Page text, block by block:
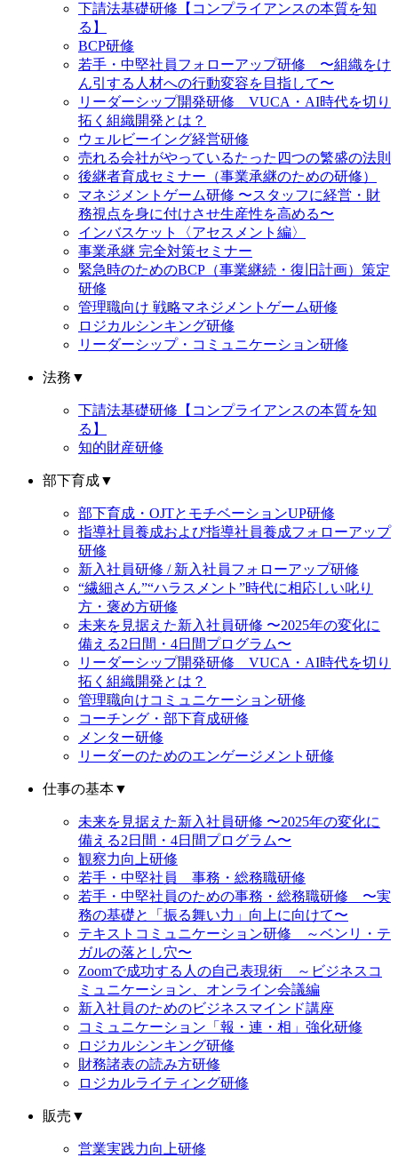
下請法基礎研修【コンプライアンスの本質を知
る】
BCP研修
若手・中堅社員フォローアップ研修 〜組織をけ
ん引する人材への行動変容を目指して〜
リーダーシップ開発研修 VUCA・AI時代を切り
拓く組織開発とは？
ウェルビーイング経営研修
売れる会社がやっているたった四つの繁盛の法則
後継者育成セミナー（事業承継のための研修）
マネジメントゲーム研修 〜スタッフに経営・財
務視点を身に付けさせ生産性を高める〜
インバスケット〈アセスメント編〉
事業承継 完全対策セミナー
緊急時のためのBCP（事業継続・復旧計画）策定
研修
管理職向け 戦略マネジメントゲーム研修
ロジカルシンキング研修
リーダーシップ・コミュニケーション研修
法務 ▼
下請法基礎研修【コンプライアンスの本質を知
る】
知的財産研修
部下育成▼
部下育成・OJTとモチベーションUP研修
指導社員養成および指導社員養成フォローアップ
研修
新入社員研修 / 新入社員フォローアップ研修
“繊細さん”“ハラスメント”時代に相応しい叱り
方・褒め方研修
未来を見据えた新入社員研修 〜2025年の変化に
備える2日間・4日間プログラム〜
リーダーシップ開発研修 VUCA・AI時代を切り
拓く組織開発とは？
管理職向けコミュニケーション研修
コーチング・部下育成研修
メンター研修
リーダーのためのエンゲージメント研修
仕事の基本▼
未来を見据えた新入社員研修 〜2025年の変化に
備える2日間・4日間プログラム〜
観察力向上研修
若手・中堅社員 事務・総務職研修
若手・中堅社員のための事務・総務職研修 〜実
務の基礎と「振る舞い力」向上に向けて〜
テキストコミュニケーション研修 ～ベンリ・テ
ガルの落とし穴〜
Zoomで成功する人の自己表現術 ～ビジネスコ
ミュニケーション、オンライン会議編
新入社員のためのビジネスマインド講座
コミュニケーション「報・連・相」強化研修
ロジカルシンキング研修
財務諸表の読み方研修
ロジカルライティング研修
販売 ▼
営業実践力向上研修